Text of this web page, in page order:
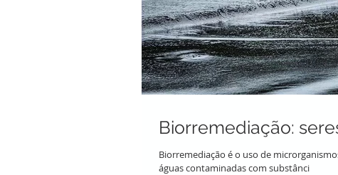
Biorremediação:
Biorremediação é o uso de
águas contaminadas com substânci